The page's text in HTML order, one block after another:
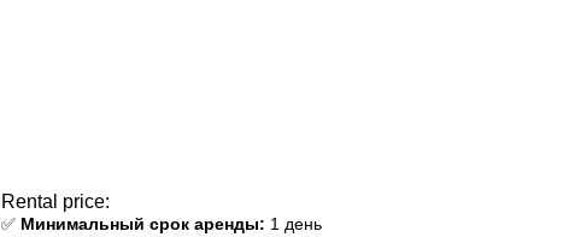
Rental price:
✅ Минимальный срок аренды: 1 день